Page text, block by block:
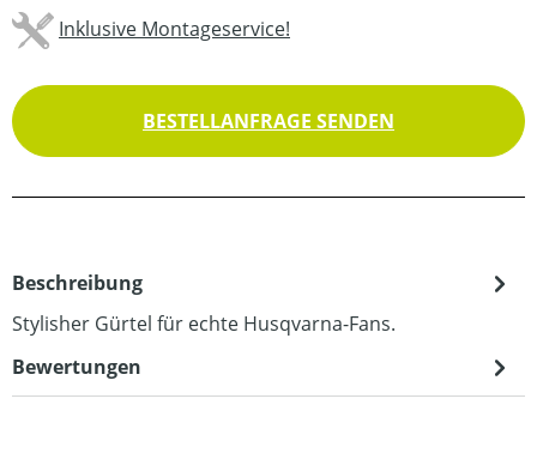
Inklusive Montageservice!
BESTELLANFRAGE SENDEN
Beschreibung
Stylisher Gürtel für echte Husqvarna-Fans.
Bewertungen